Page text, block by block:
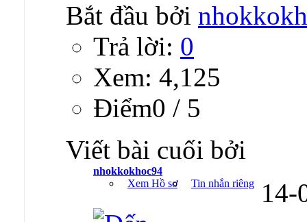
Bắt đầu bởi
Trả lời: 0
Xem: 4,125
Ðiểm0 / 5
Viết bài cuối bởi
nhokkokhoc94
Xem Hồ sơ
Tin nhắn riêng